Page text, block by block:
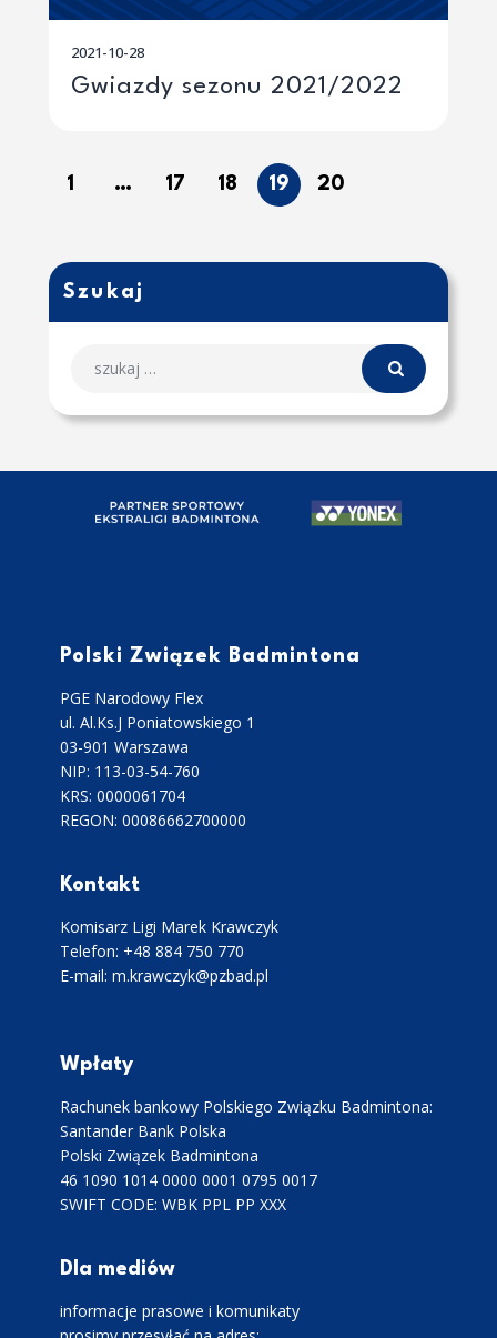
2021-10-28
Gwiazdy sezonu 2021/2022
1 … 17 18 19 20
Szukaj
Polski Związek Badmintona
PGE Narodowy Flex
ul. Al.Ks.J Poniatowskiego 1
03-901 Warszawa
NIP: 113-03-54-760
KRS: 0000061704
REGON: 00086662700000
Kontakt
Komisarz Ligi Marek Krawczyk
Telefon: +48 884 750 770
E-mail: m.krawczyk@pzbad.pl
Wpłaty
Rachunek bankowy Polskiego Związku Badmintona:
Santander Bank Polska
Polski Związek Badmintona
46 1090 1014 0000 0001 0795 0017
SWIFT CODE: WBK PPL PP XXX
Dla mediów
informacje prasowe i komunikaty